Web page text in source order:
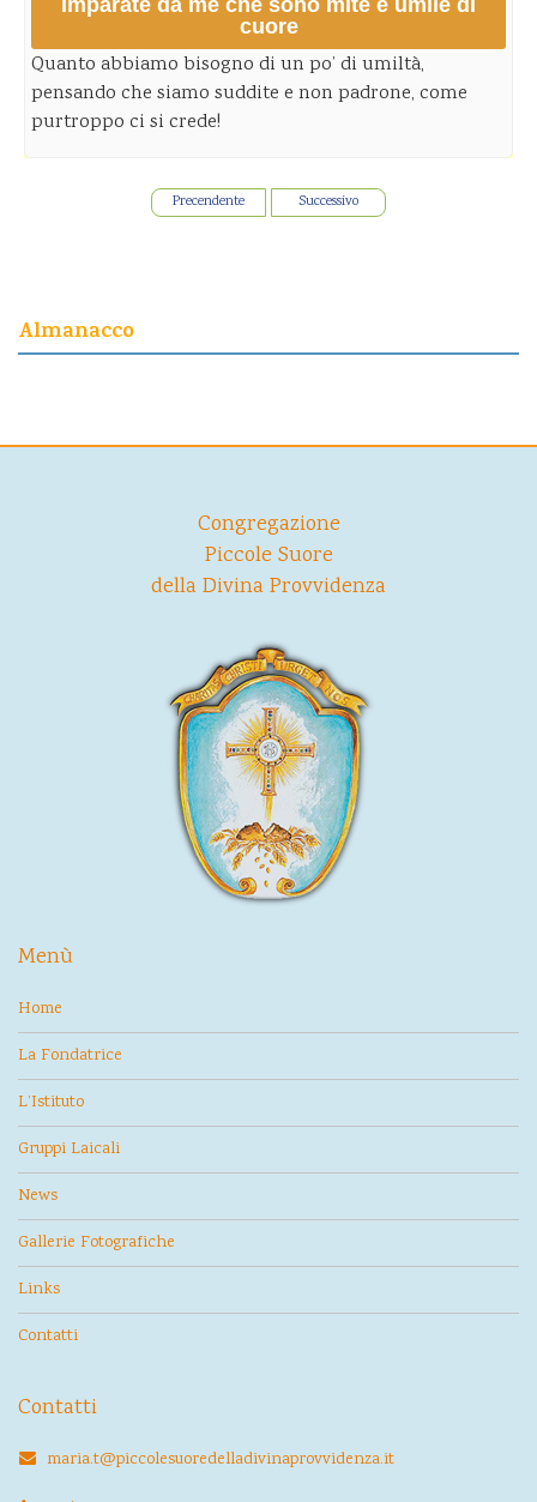
Imparate da me che sono mite e umile di
cuore
Quanto abbiamo bisogno di un po’ di umiltà,
pensando che siamo suddite e non padrone, come
purtroppo ci si crede!
Precendente Successivo
Almanacco
Congregazione
Piccole Suore
della Divina Provvidenza
Menù
Home
La Fondatrice
L’Istituto
Gruppi Laicali
News
Gallerie Fotografiche
Links
Contatti
Contatti
maria.t@piccolesuoredelladivinaprovvidenza.it